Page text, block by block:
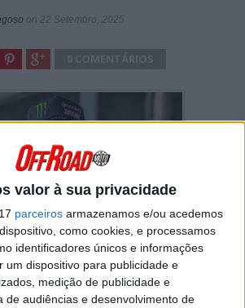
valor à sua privacidade
parceiros armazenamos e/ou acedemos
como cookies, e processamos
identificadores únicos e informações
um dispositivo para publicidade e
medição de publicidade e
de audiências e desenvolvimento de
on 22 Setembro, 2025
em Las Vegas, Haiden
uma fratura na clavícula